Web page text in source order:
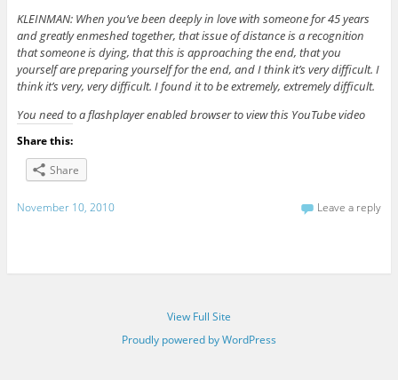
KLEINMAN: When you’ve been deeply in love with someone for 45 years
and greatly enmeshed together, that issue of distance is a recognition
that someone is dying, that this is approaching the end, that you
yourself are preparing yourself for the end, and I think it’s very difficult. I
think it’s very, very difficult. I found it to be extremely, extremely difficult.
You need to a flashplayer enabled browser to view this YouTube video
Share this:
Share
November 10, 2010 Leave a reply
View Full Site
Proudly powered by WordPress